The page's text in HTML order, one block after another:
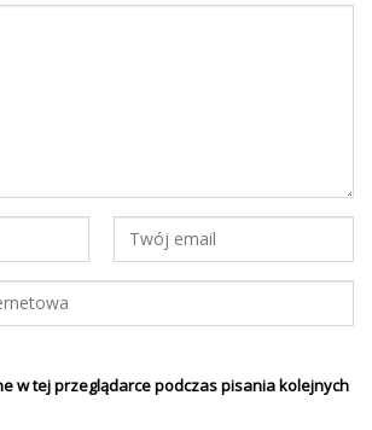
w tej przeglądarce podczas pisania kolejnych